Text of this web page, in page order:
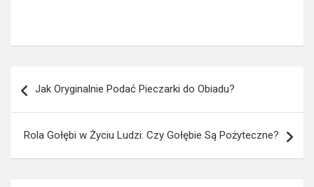
wpisu
Jak Oryginalnie Podać Pieczarki do Obiadu?
Rola Gołębi w Życiu Ludzi: Czy Gołębie Są Pożyteczne?